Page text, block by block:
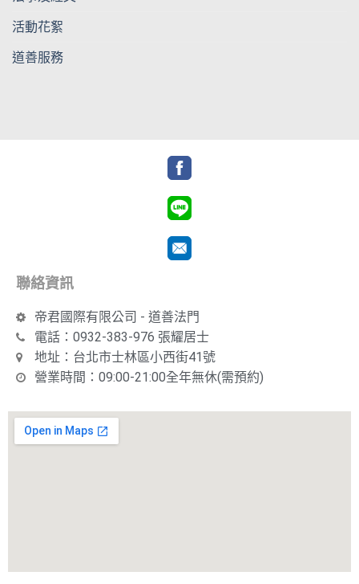
活動花絮
道善服務
聯絡資訊
帝君國際有限公司 - 道善法門
電話：0932-383-976 張耀居士
地址：台北市士林區小西街41號
營業時間：09:00-21:00全年無休(需預約)